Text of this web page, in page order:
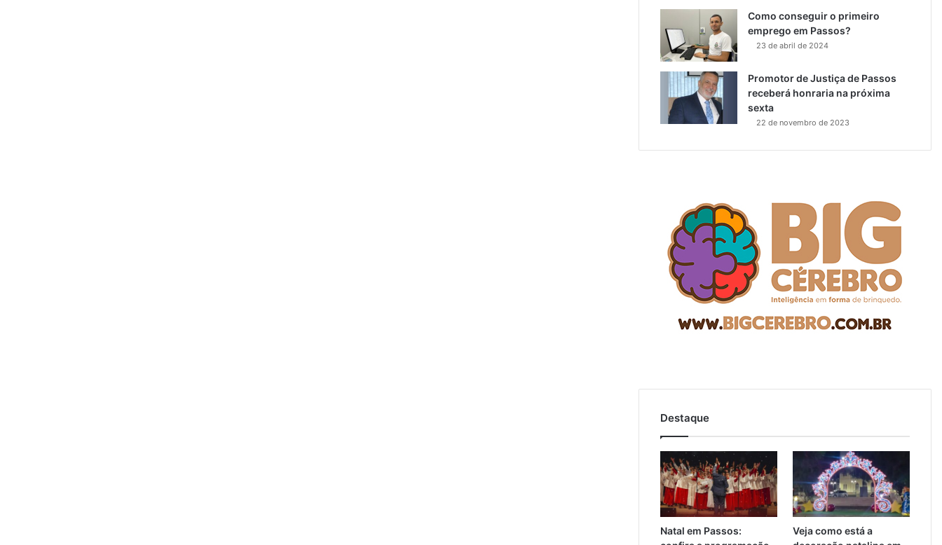
Como conseguir o primeiro
emprego em Passos?
23 de abril de 2024
Promotor de Justiça de Passos
receberá honraria na próxima
sexta
22 de novembro de 2023
Destaque
Natal em Passos:
Veja como está a